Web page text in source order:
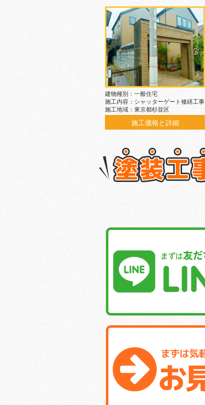
建物種別：一般住宅
施工内容：シャッターゲート修繕工事
施工地域：東京都杉並区
施工価格と詳細